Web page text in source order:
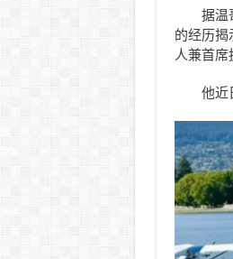
据温
的经历揭
人兼首席
他近